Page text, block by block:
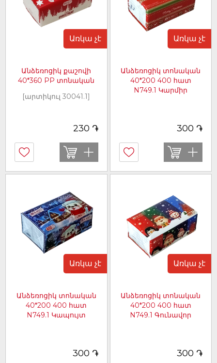
Առկա չէ
Անձեռոցիկ քաշովի
40*360 PP տոնական
[արտիկուլ 30041.1]
230 ֏
Առկա չէ
Անձեռոցիկ տոնական
40*200 400 հատ
N749.1 Կարմիր
300 ֏
Առկա չէ
Անձեռոցիկ տոնական
40*200 400 հատ
N749.1 Կապույտ
300 ֏
Առկա չէ
Անձեռոցիկ տոնական
40*200 400 հատ
N749.1 Գունավոր
300 ֏